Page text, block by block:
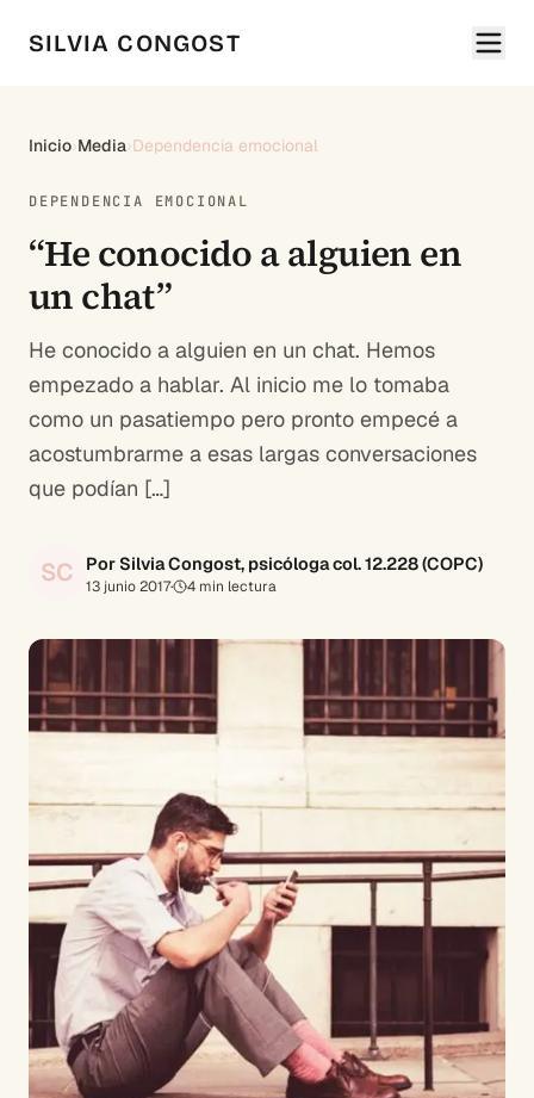
SILVIA CONGOST
Inicio›Media›Dependencia emocional
DEPENDENCIA EMOCIONAL
“He conocido a alguien en
un chat”
He conocido a alguien en un chat. Hemos
empezado a hablar. Al inicio me lo tomaba
como un pasatiempo pero pronto empecé a
acostumbrarme a esas largas conversaciones
que podían […]
SC Por Silvia Congost, psicóloga col. 12.228 (COPC)
13 junio 2017· 4 min lectura